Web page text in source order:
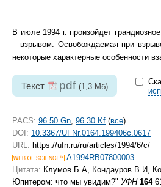
В июле 1994 г. произойдет
—взрывом. Освобождаемая при
некоторые характерные особенности
Текст pdf (1,3 Мб)
PACS: 96.50.Gn 96.30.Kf (все)
DOI: 10.3367/UFNr.0164.199406c.0617
URL: https://ufn.ru/ru/articles/1994/6/c/
A1994RB07800003
Цитата: Клумов Б А, Кондауров В И,
Юпитером: что мы увидим?" УФН 164